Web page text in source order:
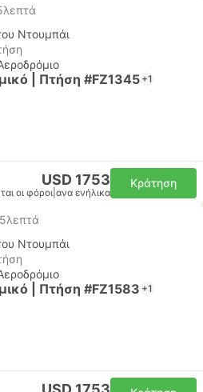
Ντουμπάι
| Πτήση #FZ1345 +1
USD 1753
οι φόροι ανα ενήλικα
Κράτηση
Ντουμπάι
| Πτήση #FZ1583 +1